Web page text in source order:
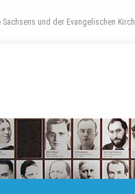
und der Evangelischen